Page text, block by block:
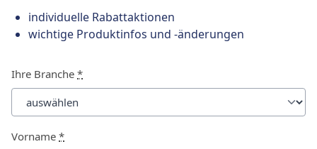
individuelle Rabattaktionen
wichtige Produktinfos und -änderungen
Ihre Branche *
Vorname *